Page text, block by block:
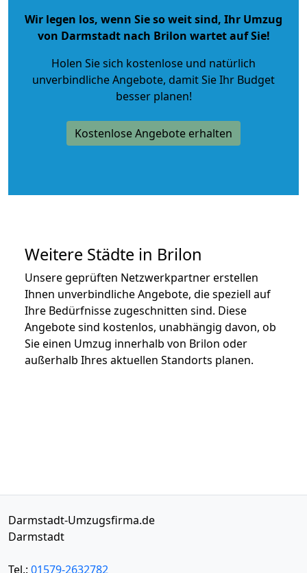
Wir legen los, wenn Sie so weit sind, Ihr Umzug
von Darmstadt nach Brilon wartet auf Sie!
Holen Sie sich kostenlose und natürlich
unverbindliche Angebote, damit Sie Ihr Budget
besser planen!
Kostenlose Angebote erhalten
Weitere Städte in Brilon
Unsere geprüften Netzwerkpartner erstellen
Ihnen unverbindliche Angebote, die speziell auf
Ihre Bedürfnisse zugeschnitten sind. Diese
Angebote sind kostenlos, unabhängig davon, ob
Sie einen Umzug innerhalb von Brilon oder
außerhalb Ihres aktuellen Standorts planen.
Darmstadt-Umzugsfirma.de
Darmstadt
Tel.: 01579-2632782